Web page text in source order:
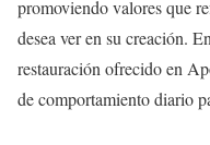
promoviendo valores que
desea ver en su creación.
restauración ofrecido en
de comportamiento diario